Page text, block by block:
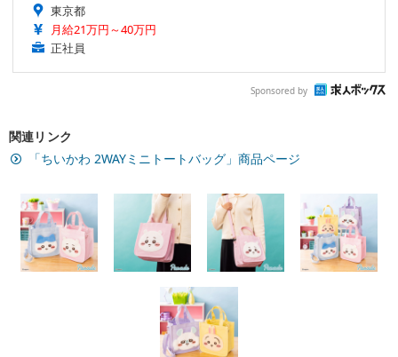
東京都
月給21万円～40万円
正社員
Sponsored by
関連リンク
「ちいかわ 2WAYミニトートバッグ」商品ページ